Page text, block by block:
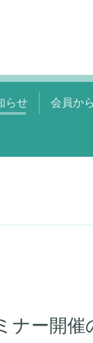
らせ 会員か
ナー開催